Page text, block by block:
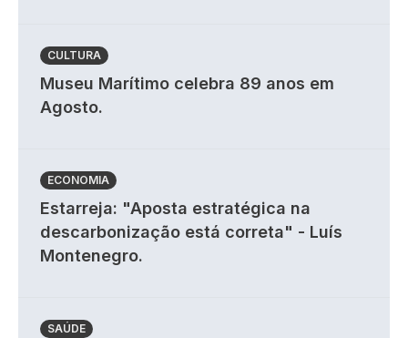
CULTURA
Museu Marítimo celebra 89 anos em
Agosto.
ECONOMIA
Estarreja: "Aposta estratégica na
descarbonização está correta" - Luís
Montenegro.
SAÚDE